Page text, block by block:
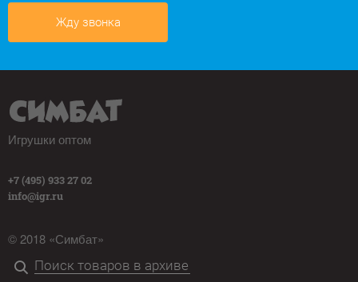
Жду звонка
Игрушки оптом
+7 (495) 933 27 02
info@igr.ru
© 2018 «Симбат»